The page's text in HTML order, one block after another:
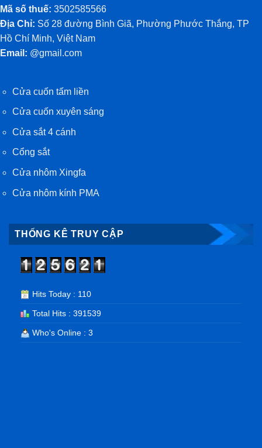
Mã số thuế: 3502585566
Địa Chỉ: Số 28 đường Bình Giã, Phường Phước Thắng, TP
Hồ Chí Minh, Việt Nam
Email: @gmail.com
Cửa cuốn tấm liền
Cửa cuốn xuyên sáng
Cửa sắt 4 cánh
Cổng sắt
Cửa nhôm Xingfa
Cửa nhôm kính PMA
THỐNG KÊ TRUY CẬP
Hits Today : 110
Total Hits : 391539
Who's Online : 3